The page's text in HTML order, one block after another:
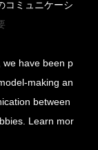
コミュニケーシ
we have been p
making an
between
Learn mor